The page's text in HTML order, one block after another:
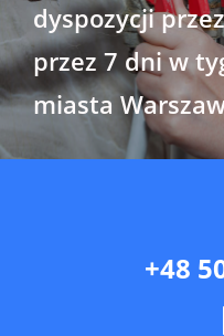
dyspozycji
przez 7 dni w
miasta
+48